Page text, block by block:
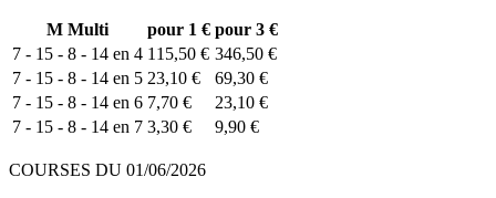
M Multi pour 1 € pour 3 €
7 - 15 - 8 - 14 en 4 115,50 € 346,50 €
7 - 15 - 8 - 14 en 5 23,10 €
69,30 €
7 - 15 - 8 - 14 en 6 7,70 €
23,10 €
7 - 15 - 8 - 14 en 7 3,30 € 9,90 €
COURSES DU 01/06/2026